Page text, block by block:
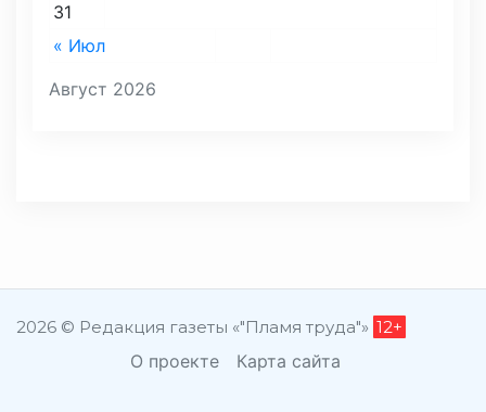
Август 2026
« Июл
31
2026 © Редакция газеты «"Пламя труда"» 12+
О проекте Карта сайта